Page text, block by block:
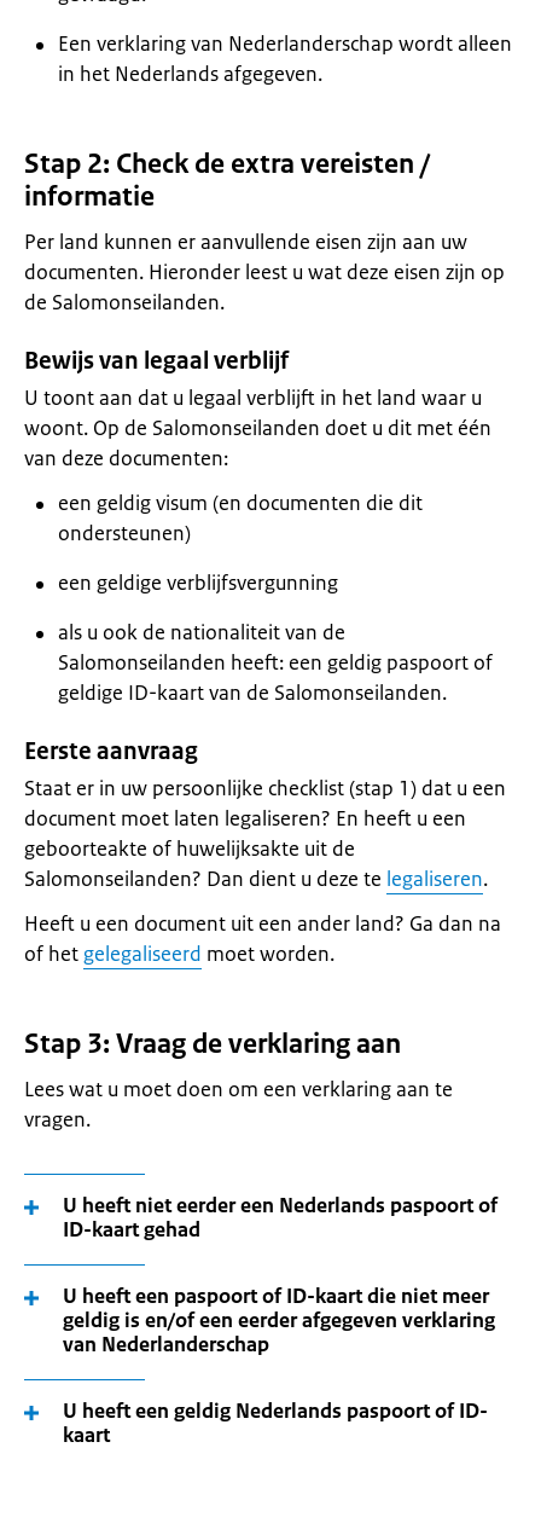
Een verklaring van Nederlanderschap wordt alleen
in het Nederlands afgegeven.
Stap 2: Check de extra vereisten /
informatie
Per land kunnen er aanvullende eisen zijn aan uw
documenten. Hieronder leest u wat deze eisen zijn op
de Salomonseilanden.
Bewijs van legaal verblijf
U toont aan dat u legaal verblijft in het land waar u
woont. Op de Salomonseilanden doet u dit met één
van deze documenten:
een geldig visum (en documenten die dit
ondersteunen)
een geldige verblijfsvergunning
als u ook de nationaliteit van de
Salomonseilanden heeft: een geldig paspoort of
geldige ID-kaart van de Salomonseilanden.
Eerste aanvraag
Staat er in uw persoonlijke checklist (stap 1) dat u een
document moet laten legaliseren? En heeft u een
geboorteakte of huwelijksakte uit de
Salomonseilanden? Dan dient u deze te legaliseren.
Heeft u een document uit een ander land? Ga dan na
of het gelegaliseerd moet worden.
Stap 3: Vraag de verklaring aan
Lees wat u moet doen om een verklaring aan te
vragen.
U heeft niet eerder een Nederlands paspoort of
ID-kaart gehad
U heeft een paspoort of ID-kaart die niet meer
geldig is en/of een eerder afgegeven verklaring
van Nederlanderschap
U heeft een geldig Nederlands paspoort of ID-
kaart